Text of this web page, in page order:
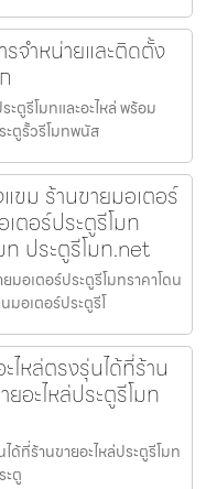
จำหน่ายและติดตั้ง
ตูรีโมทและอะไหล่ พร้อม
ตูรั้วรีโมทพนัส
ขม ร้านขายมอเตอร์
เตอร์ประตูรีโมท
ประตูรีโมท.net
มอเตอร์ประตูรีโมทราคาโดน
มอเตอร์ประตูรีโ
หล่ตรงรุ่นได้ที่ร้าน
อะไหล่ประตูรีโมท
ด้ที่ร้านขายอะไหล่ประตูรีโมท
ะตู